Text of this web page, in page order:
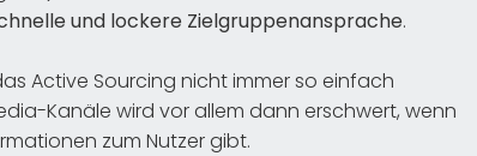
und lockere Zielgruppenansprache.
Active Sourcing nicht immer so einfach
Kanäle wird vor allem dann erschwert, wenn
zum Nutzer gibt.